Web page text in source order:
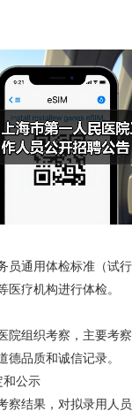
通用体检标准（试行
医疗机构进行体检。
组织考察，主要考察
德品质和诚信记录。
公示
结果，对拟录用人员